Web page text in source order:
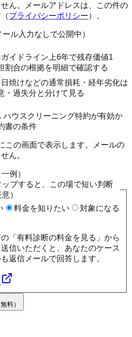
ん。メールアドレスは、この件の
プライバシーポリシー）。
ール入力なしで公開中）
イドライン上6年で残存価値1
割合の根拠を明細で確認する
焼けなどの通常損耗・経年劣化は
・過失分と分けて見る
. ハウスクリーニング特約が有効か
書の条件
この画面で表示します。メールの
ん。
例）
プすると、この場で短い判断
）
料金を知りたい
対象になる
「有料診断の料金を見る」から
信いただくと、あなたのケース
返信メールで回答します。
料）